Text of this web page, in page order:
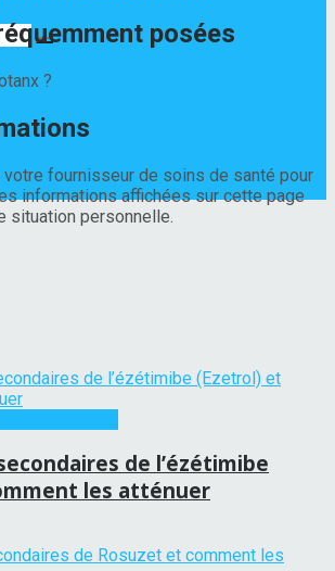
posées
?
fournisseur de soins de santé pour
informations affichées sur cette page
situation personnelle.
de l’ézétimibe
les atténuer